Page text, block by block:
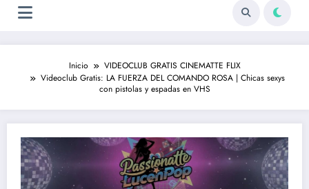
Inicio
VIDEOCLUB GRATIS CINEMATTE FLIX
Videoclub Gratis: LA FUERZA DEL COMANDO ROSA | Chicas sexys
con pistolas y espadas en VHS